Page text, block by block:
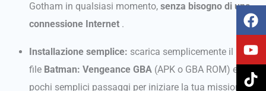
Gotham in qualsiasi momento,senza bisogno di una
connessione Internet .
Installazione semplice: scarica semplicemente il
file Batman: Vengeance GBA (APK o GBA ROM) e segui
pochi semplici passaggi per iniziare la tua missione da
F
a
c
e
b
o
Y
o
u
t
u
b
T
i
k
t
o
k
I
n
s
t
a
g